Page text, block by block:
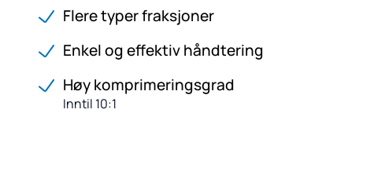
Flere typer fraksjoner
Enkel og effektiv håndtering
Høy komprimeringsgrad
Inntil 10:1